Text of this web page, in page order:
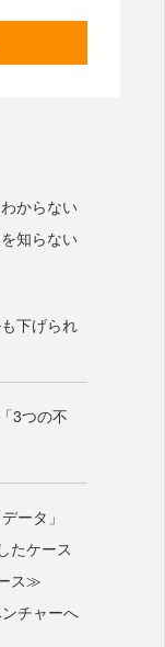
からない
知らない
下げられ
3つの不
ータ」
たケース
ス≫
チャーへ